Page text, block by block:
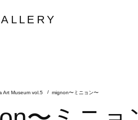
Art Museum vol.5 mignon〜ミニョン〜